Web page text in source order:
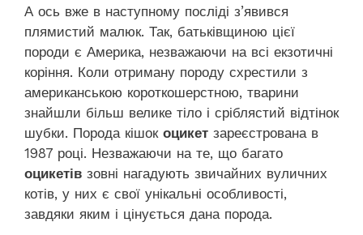
А ось вже в наступному посліді з’явився
плямистий малюк. Так, батьківщиною цієї
породи є Америка, незважаючи на всі екзотичні
коріння. Коли отриману породу схрестили з
американською короткошерстною, тварини
знайшли більш велике тіло і сріблястий відтінок
шубки. Порода кішок оцикет зареєстрована в
1987 році. Незважаючи на те, що багато
оцикетів зовні нагадують звичайних вуличних
котів, у них є свої унікальні особливості,
завдяки яким і цінується дана порода.